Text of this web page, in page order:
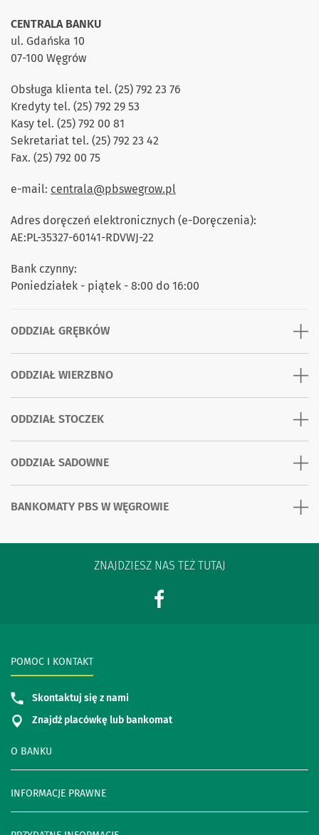
CENTRALA BANKU
ul. Gdańska 10
07-100 Węgrów
Obsługa klienta tel. (25) 792 23 76
Kredyty tel. (25) 792 29 53
Kasy tel. (25) 792 00 81
Sekretariat tel. (25) 792 23 42
Fax. (25) 792 00 75
e-mail: centrala@pbswegrow.pl
Adres doręczeń elektronicznych (e-Doręczenia):
AE:PL-35327-60141-RDVWJ-22
Bank czynny:
Poniedziałek - piątek - 8:00 do 16:00
ODDZIAŁ GRĘBKÓW
ODDZIAŁ WIERZBNO
ODDZIAŁ STOCZEK
ODDZIAŁ SADOWNE
BANKOMATY PBS W WĘGROWIE
ZNAJDZIESZ NAS TEŻ TUTAJ
O BANKU
INFORMACJE PRAWNE
POMOC I KONTAKT
Skontaktuj się z nami
Znajdź placówkę lub bankomat